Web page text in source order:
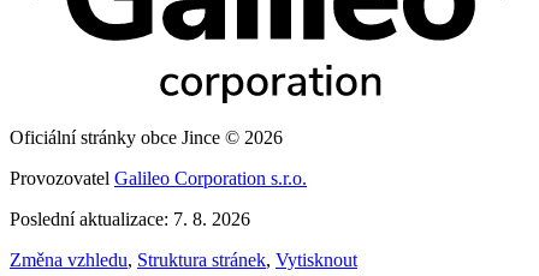
Oficiální stránky obce Jince © 2026
Provozovatel Galileo Corporation s.r.o.
Poslední aktualizace: 7. 8. 2026
Změna vzhledu, Struktura stránek, Vytisknout